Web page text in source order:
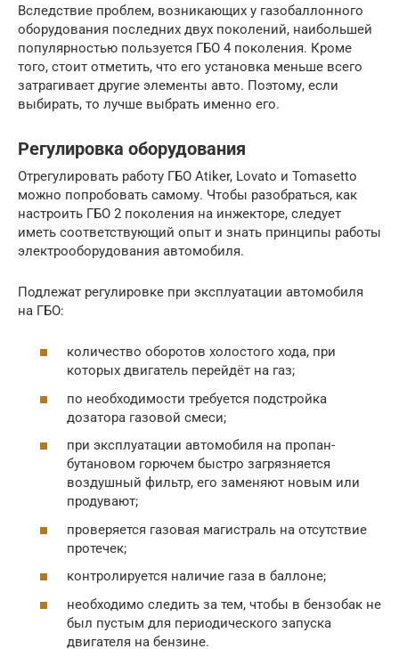
Вследствие проблем, возникающих у газобаллонного
оборудования последних двух поколений, наибольшей
популярностью пользуется ГБО 4 поколения. Кроме
того, стоит отметить, что его установка меньше всего
затрагивает другие элементы авто. Поэтому, если
выбирать, то лучше выбрать именно его.
Регулировка оборудования
Отрегулировать работу ГБО Atiker, Lovato и Tomasetto
можно попробовать самому. Чтобы разобраться, как
настроить ГБО 2 поколения на инжекторе, следует
иметь соответствующий опыт и знать принципы работы
электрооборудования автомобиля.
Подлежат регулировке при эксплуатации автомобиля
на ГБО:
количество оборотов холостого хода, при
которых двигатель перейдёт на газ;
по необходимости требуется подстройка
дозатора газовой смеси;
при эксплуатации автомобиля на пропан-
бутановом горючем быстро загрязняется
воздушный фильтр, его заменяют новым или
продувают;
проверяется газовая магистраль на отсутствие
протечек;
контролируется наличие газа в баллоне;
необходимо следить за тем, чтобы в бензобак не
был пустым для периодического запуска
двигателя на бензине.